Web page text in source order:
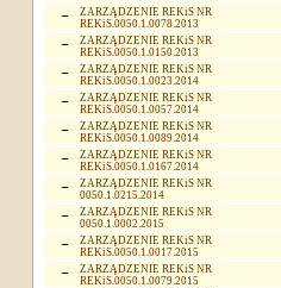
ZARZĄDZENIE REKiS NR
REKiS.0050.1.0078.2013
ZARZĄDZENIE REKiS NR
REKiS.0050.1.0150.2013
ZARZĄDZENIE REKiS NR
REKiS.0050.1.0023.2014
ZARZĄDZENIE REKiS NR
REKiS.0050.1.0057.2014
ZARZĄDZENIE REKiS NR
REKiS.0050.1.0089.2014
ZARZĄDZENIE REKiS NR
REKiS.0050.1.0167.2014
ZARZĄDZENIE REKiS NR
0050.1.0215.2014
ZARZĄDZENIE REKiS NR
0050.1.0002.2015
ZARZĄDZENIE REKiS NR
REKiS.0050.1.0017.2015
ZARZĄDZENIE REKiS NR
REKiS.0050.1.0079.2015